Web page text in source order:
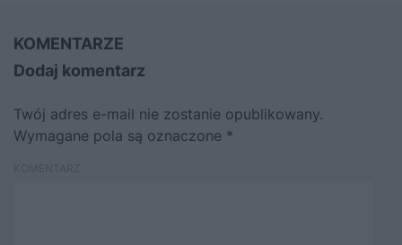
KOMENTARZE
Dodaj komentarz
Twój adres e-mail nie zostanie opublikowany.
Wymagane pola są oznaczone *